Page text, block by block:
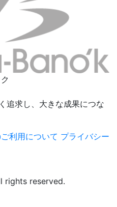
追求し、大きな成果につな
利用について プライバシー
rights reserved.